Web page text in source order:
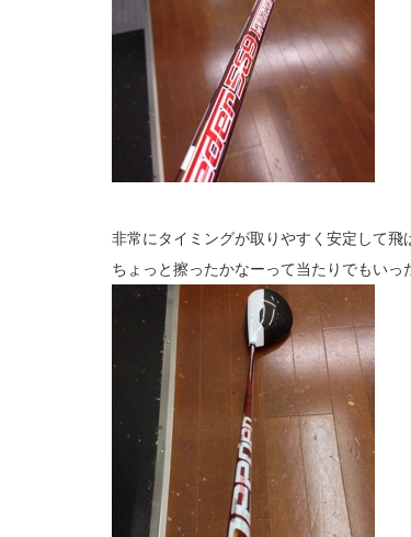
非常にタイミングが取りやすく安定して飛
ちょっと擦ったかなーって当たりでもい